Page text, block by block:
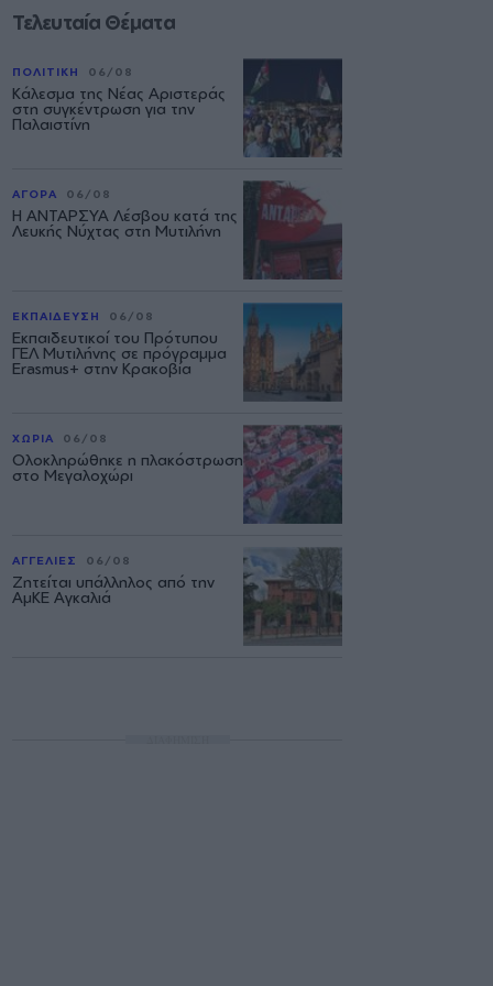
Τελευταία Θέματα
ΠΟΛΙΤΙΚΗ 06/08
Κάλεσμα της Νέας Αριστεράς
στη συγκέντρωση για την
Παλαιστίνη
ΑΓΟΡΑ 06/08
Η ΑΝΤΑΡΣΥΑ Λέσβου κατά της
Λευκής Νύχτας στη Μυτιλήνη
ΕΚΠΑΙΔΕΥΣΗ 06/08
Εκπαιδευτικοί του Πρότυπου
ΓΕΛ Μυτιλήνης σε πρόγραμμα
Erasmus+ στην Κρακοβία
ΧΩΡΙΑ 06/08
Ολοκληρώθηκε η πλακόστρωση
στο Μεγαλοχώρι
ΑΓΓΕΛΙΕΣ 06/08
Ζητείται υπάλληλος από την
ΑμΚΕ Αγκαλιά